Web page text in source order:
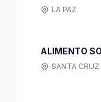
LA PAZ
ALIMENTO
SANTA CRUZ